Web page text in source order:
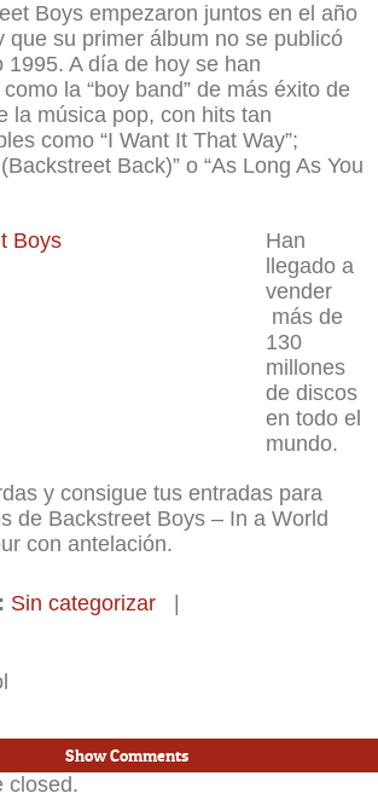
Boys empezaron juntos en el año
que su primer álbum no se publicó
1995. A día de hoy se han
la “boy band” de más éxito de
la música pop, con hits tan
como “I Want It That Way”;
Back)” o “As Long As You
Han
llegado a
vender
más de
130
millones
de discos
en todo el
mundo.
y consigue tus entradas para
de Backstreet Boys – In a World
con antelación.
Sin categorizar
Show Comments
closed.